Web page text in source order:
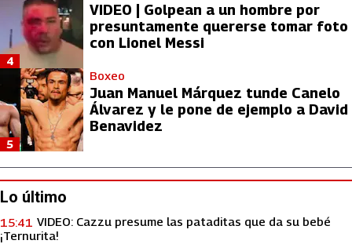
VIDEO | Golpean a un hombre por
presuntamente quererse tomar foto
con Lionel Messi
4
Boxeo
Juan Manuel Márquez tunde Canelo
Álvarez y le pone de ejemplo a David
Benavidez
5
Lo último
VIDEO: Cazzu presume las pataditas que da su bebé
¡Ternurita!
15:41